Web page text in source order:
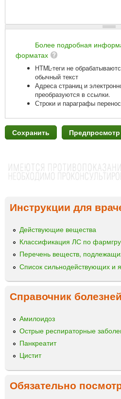
Более подробная
форматах
HTML-теги не
обычный текст
Адреса страниц и
преобразуются в ссылки.
Строки и параграфы
Инструкции для
Действующие вещества
Классификация ЛС по
Перечень веществ,
Список сильнодействующих и
Справочник болезней
Амилоидоз
Острые респираторные
Панкреатит
Цистит
Обязательно